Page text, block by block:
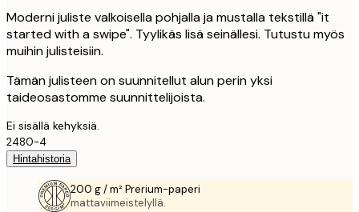
Moderni juliste valkoisella pohjalla ja mustalla tekstillä "it
started with a swipe". Tyylikäs lisä seinällesi. Tutustu myös
muihin julisteisiin.
Tämän julisteen on suunnitellut alun perin yksi
taideosastomme suunnittelijoista.
Ei sisällä kehyksiä.
2480-4
Hintahistoria
200 g / m² Prerium-paperi
mattaviimeistelyllä.